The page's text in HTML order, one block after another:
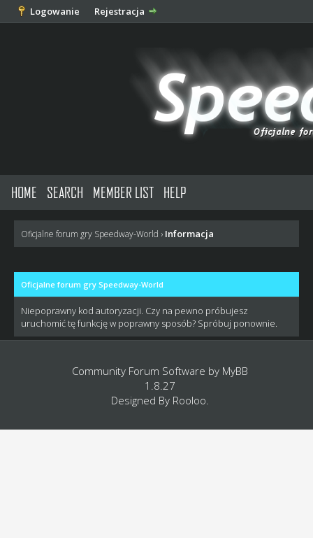
Logowanie Rejestracja
HOME SEARCH MEMBER LIST HELP
Oficjalne forum gry Speedway-World › Informacja
Oficjalne forum gry Speedway-World
Niepoprawny kod autoryzacji. Czy na pewno próbujesz
uruchomić tę funkcję w poprawny sposób? Spróbuj ponownie.
Community Forum Software by MyBB
1.8.27
Designed By Rooloo.